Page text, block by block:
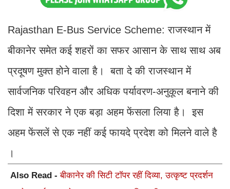
Rajasthan E-Bus Service Scheme: राजस्थान में
बीकानेर समेत कई शहरों का सफर आसान के साथ साथ अब
प्रदूषण मुक्त होने वाला है। बता दे की राजस्थान में
सार्वजनिक परिवहन और अधिक पर्यावरण-अनुकूल बनाने की
दिशा में सरकार ने एक बड़ा अहम फेंसला लिया है। इस
अहम फेंसलें से एक नहीं कई फायदे प्रदेश को मिलने वाले है
।
Also Read -बीकानेर की सिटी टाॅपर रहीं दिव्या, उत्कृष्ट प्रदर्शन